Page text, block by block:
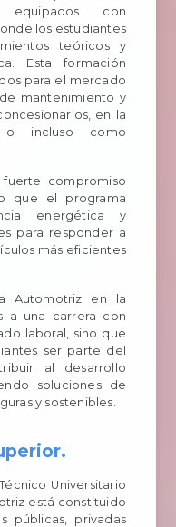
con
los estudiantes
teóricos y
Esta formación
para el mercado
mantenimiento y
en la
o incluso como
fuerte compromiso
que el programa
energética y
para responder a
más eficientes
Automotriz en la
a una carrera con
laboral, sino que
ser parte del
al desarrollo
soluciones de
y sostenibles.
Universitario
está constituido
públicas, privadas